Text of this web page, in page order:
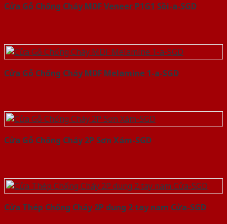
Cửa Gỗ Chống Cháy MDF Veneer P1G1 Sồi-a-SGD
Cửa Gỗ Chống Cháy MDF Melamine 1-a-SGD
Cửa Gỗ Chống Cháy 2P Sơn Xám-SGD
Cửa Thép Chống Cháy 2P dung 2 tay nam Cửa-SGD